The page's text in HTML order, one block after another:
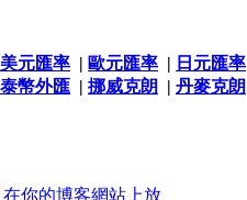
美元匯率 | 歐元匯率 | 日元匯率
泰幣外匯 | 挪威克朗 | 丹麥克朗
在你的博客網站上放